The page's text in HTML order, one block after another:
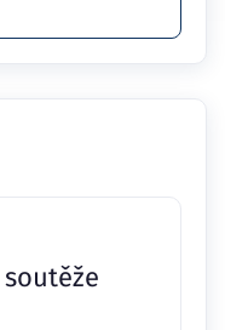
soutěže